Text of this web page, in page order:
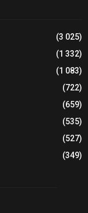
(3 025)
(1 332)
(1 083)
(722)
(659)
(535)
(527)
(349)